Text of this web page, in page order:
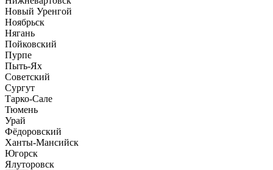
Новый Уренгой
Ноябрьск
Нягань
Пойковский
Пурпе
Пыть-Ях
Советский
Сургут
Тарко-Сале
Тюмень
Урай
Фёдоровский
Ханты-Мансийск
Югорск
Ялуторовск